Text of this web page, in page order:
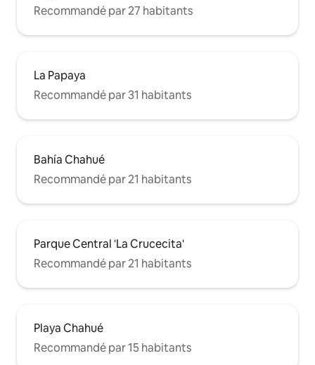
Recommandé par 27 habitants
La Papaya
Recommandé par 31 habitants
Bahía Chahué
Recommandé par 21 habitants
Parque Central 'La Crucecita'
Recommandé par 21 habitants
Playa Chahué
Recommandé par 15 habitants